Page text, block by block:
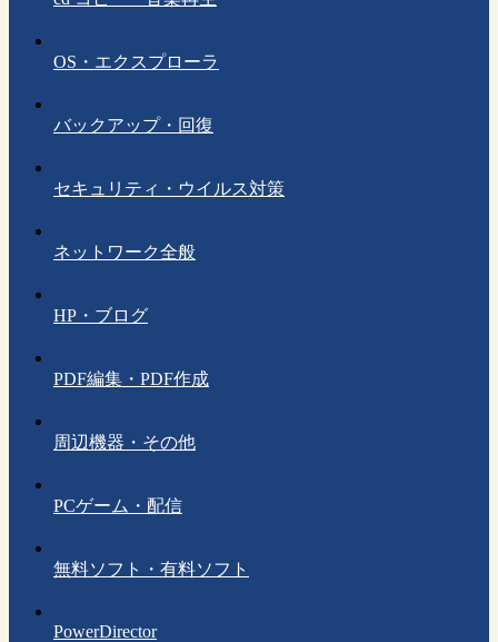
OS・エクスプローラ
バックアップ・回復
セキュリティ・ウイルス対策
ネットワーク全般
HP・ブログ
PDF編集・PDF作成
周辺機器・その他
PCゲーム・配信
無料ソフト・有料ソフト
PowerDirector